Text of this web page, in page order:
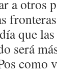
a otros
que
será
como